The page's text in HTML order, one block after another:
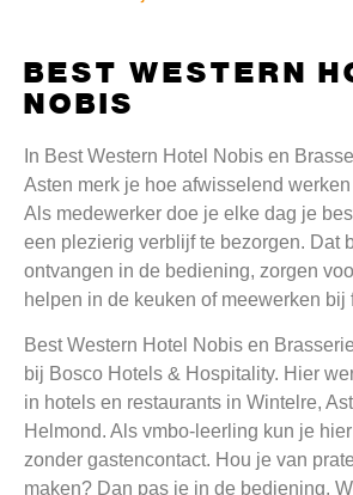
BEST WESTERN
NOBIS
In Best Western Hotel Nobis en
Asten merk je hoe afwisselend
Als medewerker doe je elke dag je
een plezierig verblijf te bezorgen. Dat
ontvangen in de bediening, zorgen
helpen in de keuken of meewerken bij
Best Western Hotel Nobis en
bij Bosco Hotels & Hospitality. Hier
in hotels en restaurants in Wintelre,
Helmond. Als vmbo-leerling kun je
zonder gastencontact. Hou je van
maken? Dan pas je in de bediening.